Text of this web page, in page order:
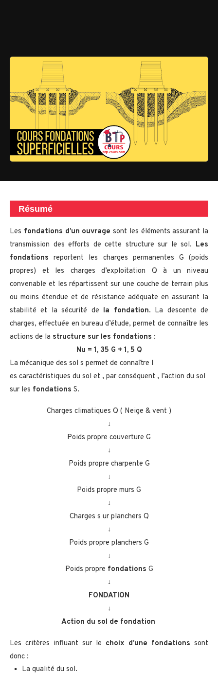
Résumé
Les fondations d’un ouvrage sont les éléments assurant la
transmission des efforts de cette structure sur le sol. Les
fondations reportent les charges permanentes G (poids
propres) et les charges d’exploitation Q à un niveau
convenable et les répartissent sur une couche de terrain plus
ou moins étendue et de résistance adéquate en assurant la
stabilité et la sécurité de la fondation. La descente de
charges, effectuée en bureau d’étude, permet de connaître les
actions de la structure sur les fondations :
Nu = 1, 35 G + 1, 5 Q
La mécanique des sol s permet de connaître l
es caractéristiques du sol et , par conséquent , l’action du sol
sur les fondations S.
Charges climatiques Q ( Neige & vent )
↓
Poids propre couverture G
↓
Poids propre charpente G
↓
Poids propre murs G
↓
Charges s ur planchers Q
↓
Poids propre planchers G
↓
Poids propre fondations G
↓
FONDATION
↓
Action du sol de fondation
Les critères influant sur le choix d’une fondations sont
donc :
La qualité du sol.